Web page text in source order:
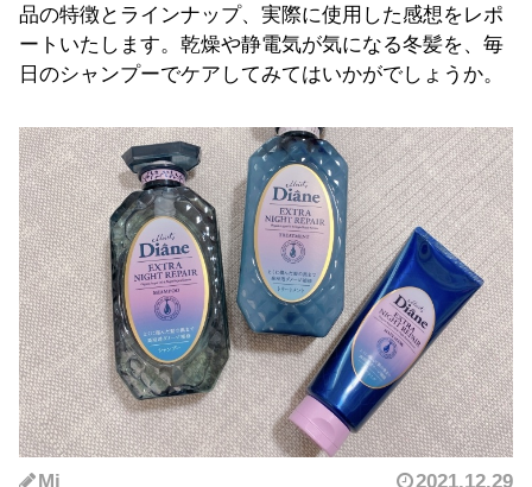
品の特徴とラインナップ、実際に使用した感想をレポ
ートいたします。乾燥や静電気が気になる冬髪を、毎
日のシャンプーでケアしてみてはいかがでしょうか。
Mi 2021.12.29